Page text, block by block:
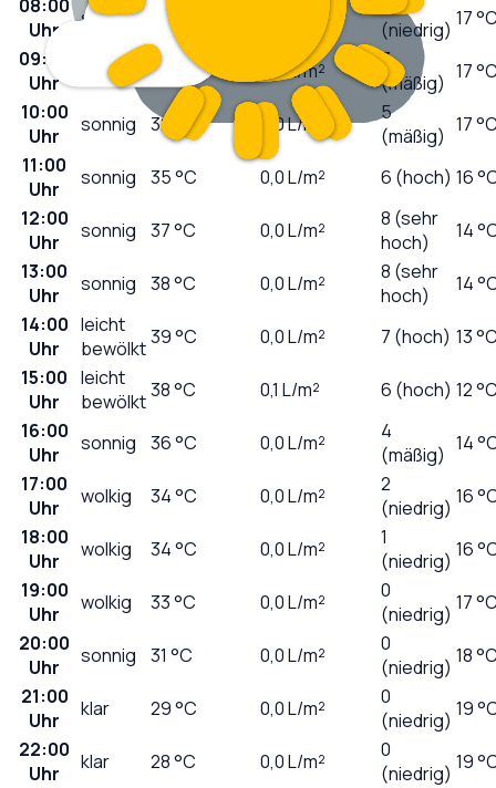
08:00
Uhr
sonnig 26
(niedrig) 17
09:00
Uhr
sonnig 30 °C 0,0L/m²
3
(mäßig) 17
10:00
Uhr
sonnig 32 °C 0,0L/m²
5
(mäßig) 17
11:00
Uhr
sonnig 35°C 0,0L/m² 6 (hoch) 16
12:00
Uhr
sonnig 37°C 0,0L/m²
8 (sehr
hoch)
14
13:00
Uhr
sonnig 38°C 0,0L/m²
8 (sehr
hoch)
14
14:00
Uhr
leicht
bewölkt39°C 0,0L/m² 7 (hoch) 13
15:00
Uhr
leicht
bewölkt38°C 0,1 L/m² 6 (hoch) 12
16:00
Uhr
sonnig 36°C 0,0L/m²
4
(mäßig) 14
17:00
Uhr
wolkig 34°C 0,0L/m²
2
(niedrig) 16
18:00
Uhr
wolkig 34°C 0,0L/m²
1
(niedrig) 16
19:00
Uhr
wolkig 33°C 0,0L/m²
0
(niedrig) 17
20:00
Uhr
sonnig 31 °C 0,0L/m²
0
(niedrig) 18
21:00
Uhr
klar 29°C 0,0L/m²
0
(niedrig) 19
22:00
Uhr
klar 28°C 0,0L/m²
0
(niedrig) 19